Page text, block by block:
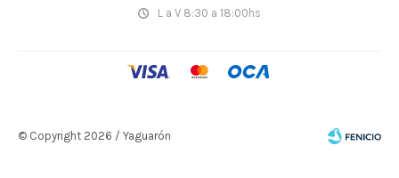
L a V 8:30 a 18:00hs
© Copyright 2026 / Yaguarón